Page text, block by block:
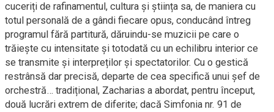
cuceriți de rafinamentul, cultura și știința sa, de maniera cu
totul personală de a gândi fiecare opus, conducând întreg
programul fără partitură, dăruindu-se muzicii pe care o
trăiește cu intensitate și totodată cu un echilibru interior ce
se transmite și interpreților și spectatorilor. Cu o gestică
restrânsă dar precisă, departe de cea specifică unui șef de
orchestră… tradițional, Zacharias a abordat, pentru început,
două lucrări extrem de diferite; dacă Simfonia nr. 91 de